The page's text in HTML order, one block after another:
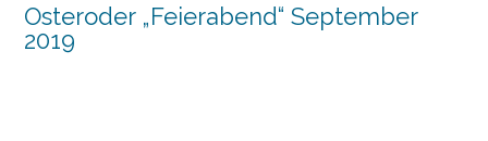
Osteroder „Feierabend“ September
2019